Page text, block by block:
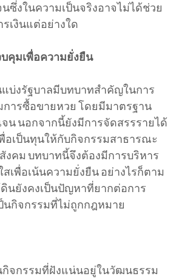
ซึ่งในความเป็นจริงอาจไม่ได้ช่วย
เงินแต่อย่างใด
คุมเพื่อความยั่งยืน
บ่งรัฐบาลมีบทบาทสำคัญในการ
ารซื้อขายหวย โดยมีมาตรฐาน
น นอกจากนี้ยังมีการจัดสรรรายได้
อเป็นทุนให้กับกิจกรรมสาธารณะ
งคม บทบาทนี้จึงต้องมีการบริหาร
เพื่อเน้นความยั่งยืน อย่างไรก็ตาม
นยังคงเป็นปัญหาที่ยากต่อการ
นกิจกรรมที่ไม่ถูกกฎหมาย
กิจกรรมที่ฝังแน่นอยู่ในวัฒนธรรม